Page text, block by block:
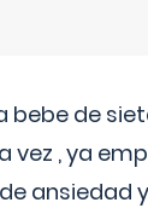
de
, ya
ansiedad